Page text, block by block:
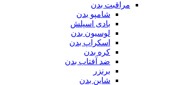
مراقبت بدن
شامپو بدن
بادی اسپلش
لوسیون بدن
اسکراپ بدن
کره بدن
ضد آفتاب بدن
برنزر
شاین بدن